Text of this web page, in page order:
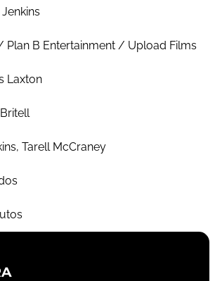
Plan B Entertainment / Upload Films
Laxton
Tarell McCraney